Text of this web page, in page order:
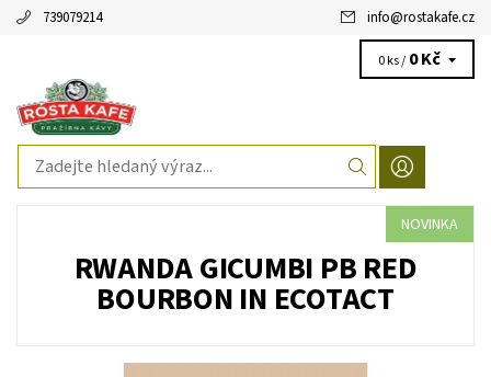
739079214 info@rostakafe.cz
0 ks / 0 Kč
NOVINKA
RWANDA GICUMBI PB RED
BOURBON IN ECOTACT